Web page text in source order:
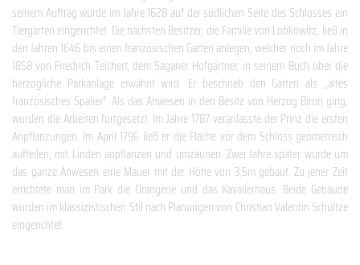
seinem Auftrag wurde im Jahre 1628 auf der südlichen Seite des Schlosses ein
Tiergarten eingerichtet. Die nächsten Besitzer, die Familie von Lobkowitz, ließ in
den Jahren 1646 bis einen französischen Garten anlegen, welcher noch im Jahre
1858 von Friedrich Teichert, dem Saganer Hofgärtner, in seinem Buch über die
herzogliche Parkanlage erwähnt wird. Er beschrieb den Garten als „altes
französisches Spalier". Als das Anwesen in den Besitz von Herzog Biron ging,
wurden die Arbeiten fortgesetzt. Im Jahre 1787 veranlasste der Prinz die ersten
Anpflanzungen. Im April 1796 ließ er die Fläche vor dem Schloss geometrisch
aufteilen, mit Linden anpflanzen und umzäunen. Zwei Jahre später wurde um
das ganze Anwesen eine Mauer mit der Höhe von 3,5m gebaut. Zu jener Zeit
errichtete man im Park die Orangerie und das Kavalierhaus. Beide Gebäude
wurden im klassizistischen Stil nach Planungen von Christian Valentin Schultze
eingerichtet.